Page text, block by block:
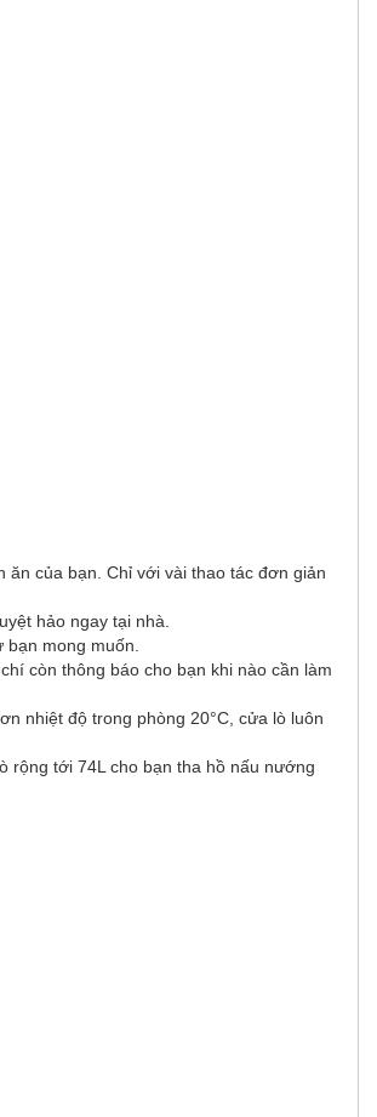
của bạn. Chỉ với vài thao tác đơn giản
hảo ngay tại nhà.
bạn mong muốn.
còn thông báo cho bạn khi nào cần làm
nhiệt độ trong phòng 20°C, cửa lò luôn
rộng tới 74L cho bạn tha hồ nấu nướng